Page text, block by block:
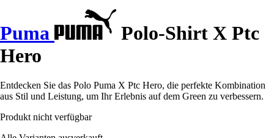
Puma
Polo-Shirt X Ptc
Hero
Entdecken Sie das Polo Puma X Ptc Hero, die perfekte Kombination
aus Stil und Leistung, um Ihr Erlebnis auf dem Green zu verbessern.
Produkt nicht verfügbar